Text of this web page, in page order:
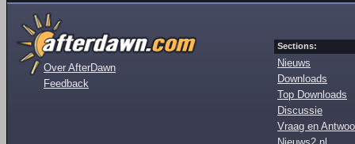
Over AfterDawn
Feedback
Sections:
Nieuws
Downloads
Top Downloads
Discussie
Vraag en